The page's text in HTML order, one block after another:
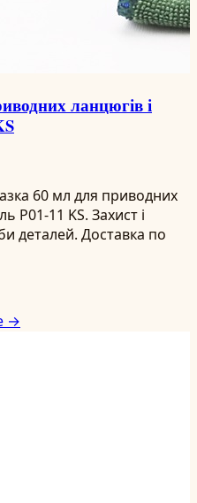
ланцюгів і
60 мл для приводних
P01-11 KS. Захист і
деталей. Доставка по
→